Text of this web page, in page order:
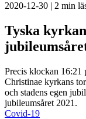
2020-12-30 | 2 min
Tyska
Precis klockan 16:21
Christinae kyrkans
och stadens egen
jubileumsåret 2021.
Covid-19